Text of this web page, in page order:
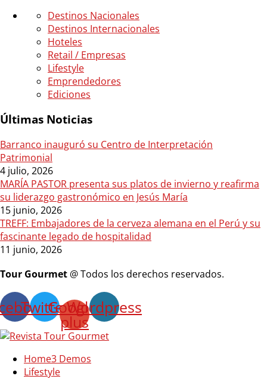
Destinos Nacionales
Destinos Internacionales
Hoteles
Retail / Empresas
Lifestyle
Emprendedores
Ediciones
Últimas Noticias
Barranco inauguró su Centro de Interpretación
Patrimonial
4 julio, 2026
MARÍA PASTOR presenta sus platos de invierno y reafirma
su liderazgo gastronómico en Jesús María
15 junio, 2026
TREFF: Embajadores de la cerveza alemana en el Perú y su
fascinante legado de hospitalidad
11 junio, 2026
Tour Gourmet @ Todos los derechos reservados.
TwitterGoogle-
plus
Wordpress
Home3 Demos
Lifestyle